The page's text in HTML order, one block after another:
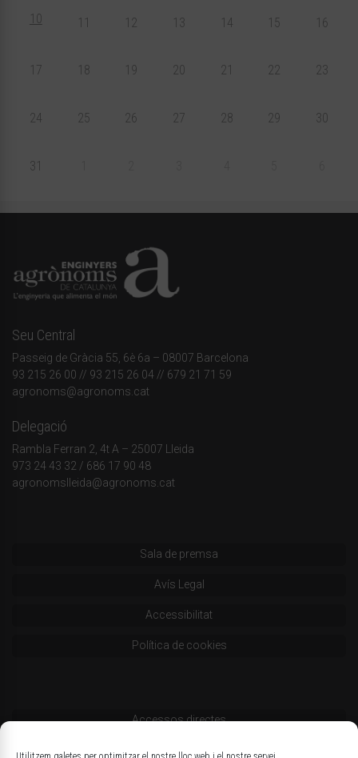
10 11 12 13 14 15 16
17 18 19 20 21 22 23
24 25 26 27 28 29 30
31
Seu Central
Passeig de Gràcia 55, 6è 6a – 08007 Barcelona
93 215 26 00 // 93 215 26 04 // 679 21 71 59
agronoms@agronoms.cat
Delegació
Rambla Ferran 2, 4t A – 25007 Lleida
973 24 43 32 / 686 17 90 48
agronomslleida@agronoms.cat
Sala de premsa
Avís Legal
Accessibilitat
Política de cookies
Accessos directes
Codi deontològic